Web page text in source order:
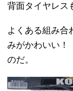
背面タイヤレス
よくある組み合
みがかわいい！
のだ。